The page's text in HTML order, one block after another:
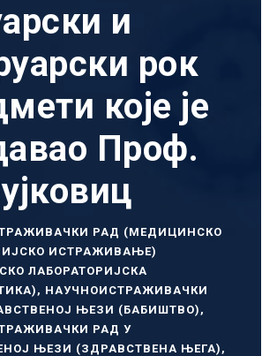
и
рок
које је
Проф.
РАД (МЕДИЦИНСКО
ИСТРАЖИВАЊЕ)
ЛАБОРАТОРИЈСКА
, НАУЧНОИСТРАЖИВАЧКИ
ЊЕЗИ (БАБИШТВО) ,
РАД У
ЊЕЗИ (ЗДРАВСТВЕНА ЊЕГА) ,